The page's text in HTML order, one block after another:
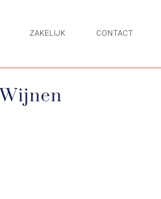
ZAKELIJK CONTACT